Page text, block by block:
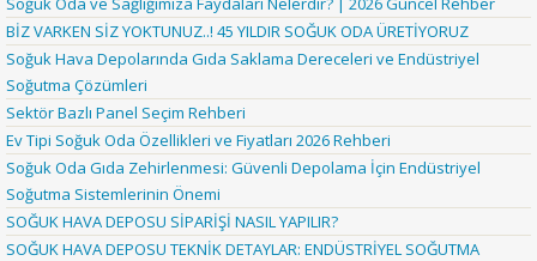
BİZ VARKEN SİZ YOKTUNUZ..! 45 YILDIR SOĞUK ODA ÜRETİYORUZ
Soğuk Hava Depolarında Gıda Saklama Dereceleri ve Endüstriyel
Soğutma Çözümleri
Sektör Bazlı Panel Seçim Rehberi
Ev Tipi Soğuk Oda Özellikleri ve Fiyatları 2026 Rehberi
Soğuk Oda Gıda Zehirlenmesi: Güvenli Depolama İçin Endüstriyel
Soğutma Sistemlerinin Önemi
SOĞUK HAVA DEPOSU SİPARİŞİ NASIL YAPILIR?
SOĞUK HAVA DEPOSU TEKNİK DETAYLAR: ENDÜSTRİYEL SOĞUTMA